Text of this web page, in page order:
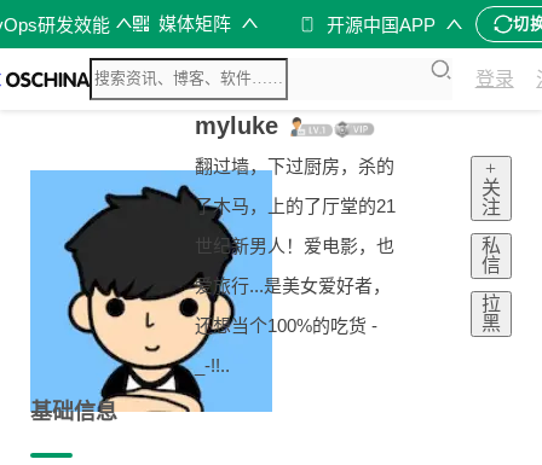
研发效能 媒体矩阵 开源中国APP 切
登录
myluke
翻过墙，下过厨房，杀的
了木马，上的了厅堂的21
世纪新男人！爱电影，也
爱旅行...是美女爱好者，
还想当个100%的吃货 -
_-!!..
+
关
注
私
信
拉
黑
基础信息